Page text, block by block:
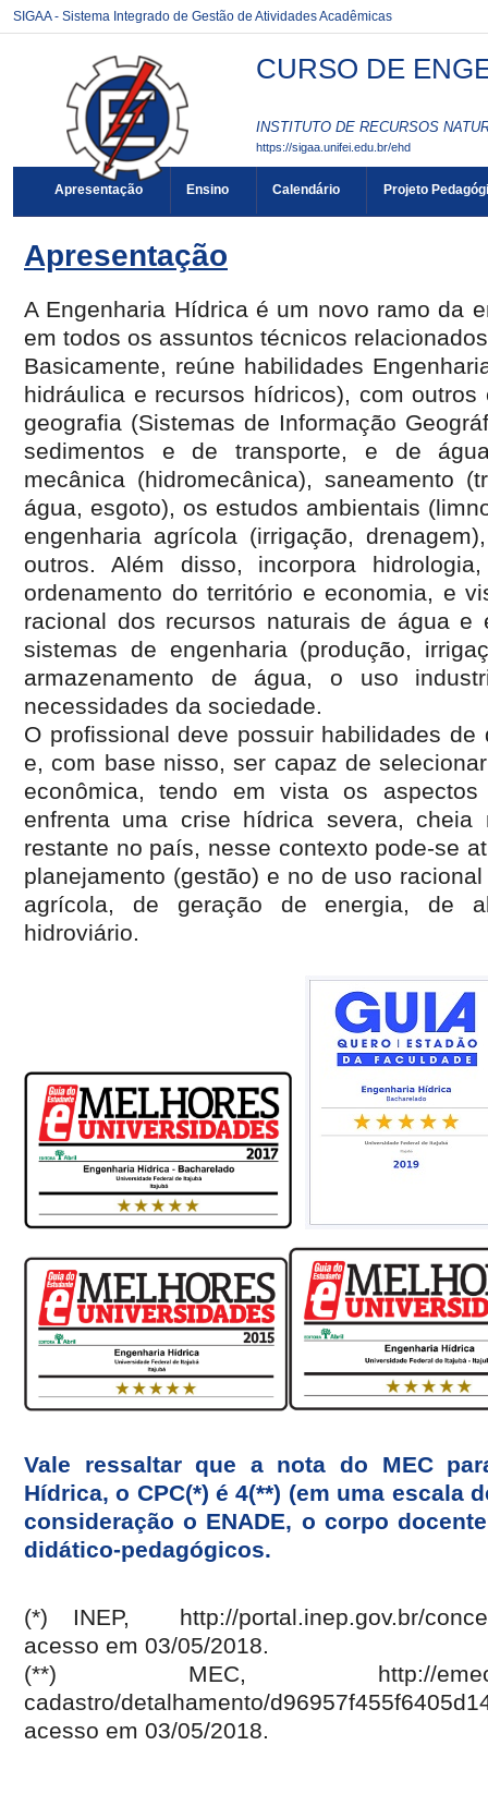
SIGAA - Sistema Integrado de Gestão de Atividades Acadêmicas
CURSO DE
INSTITUTO DE RECURSOS
https://sigaa.unifei.edu.br/ehd
Apresentação Ensino Calendário Projeto
Apresentação
A Engenharia Hídrica é um novo ramo da
em todos os assuntos técnicos
Basicamente, reúne habilidades
hidráulica e recursos hídricos), com
geografia (Sistemas de Informação
sedimentos e de transporte, e de
mecânica (hidromecânica), saneamento
água, esgoto), os estudos ambientais
engenharia agrícola (irrigação,
outros. Além disso, incorpora
ordenamento do território e economia, e
racional dos recursos naturais de água e
sistemas de engenharia (produção,
armazenamento de água, o uso
necessidades da sociedade.
O profissional deve possuir habilidades de
e, com base nisso, ser capaz de
econômica, tendo em vista os aspectos
enfrenta uma crise hídrica severa,
restante no país, nesse contexto pode-se
planejamento (gestão) e no de uso
agrícola, de geração de energia, de
hidroviário.
Vale ressaltar que a nota do MEC
Hídrica, o CPC(*) é 4(**) (em uma escala
consideração o ENADE, o corpo
didático-pedagógicos.
(*) INEP, http://portal.inep.gov.br/
acesso em 03/05/2018.
(**) MEC, http://
cadastro/detalhamento/
acesso em 03/05/2018.